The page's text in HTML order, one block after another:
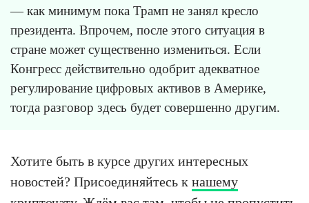
— как минимум пока Трамп не занял кресло
президента. Впрочем, после этого ситуация в
стране может существенно измениться. Если
Конгресс действительно одобрит адекватное
регулирование цифровых активов в Америке,
тогда разговор здесь будет совершенно другим.
Хотите быть в курсе других интересных
новостей? Присоединяйтесь к нашему